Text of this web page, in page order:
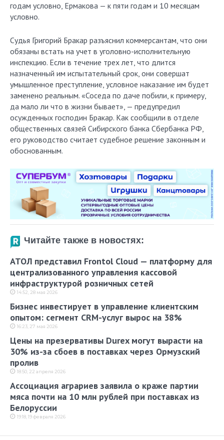
годам условно, Ермакова — к пяти годам и 10 месяцам
условно.
Судья Григорий Бракар разъяснил коммерсантам, что они
обязаны встать на учет в уголовно-исполнительную
инспекцию. Если в течение трех лет, что длится
назначенный им испытательный срок, они совершат
умышленное преступление, условное наказание им будет
заменено реальным. «Соседа по даче побили, к примеру,
да мало ли что в жизни бывает», — предупредил
осужденных господин Бракар. Как сообщили в отделе
общественных связей Сибирского банка Сбербанка РФ,
его руководство считает судебное решение законным и
обоснованным.
Читайте также в новостях:
АТОЛ представил Frontol Cloud — платформу для
централизованного управления кассовой
инфраструктурой розничных сетей
14:52, 28 мая 2026
Бизнес инвестирует в управление клиентским
опытом: сегмент CRM-услуг вырос на 38%
16:23, 27 мая 2026
Цены на презервативы Durex могут вырасти на
30% из-за сбоев в поставках через Ормузский
пролив
18:50, 22 апреля 2026
Ассоциация аграриев заявила о краже партии
мяса почти на 10 млн рублей при поставках из
Белоруссии
19:18, 19 февраля 2026